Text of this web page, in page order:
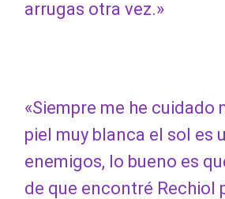
arrugas otra vez.»
«Siempre me he cuidado
piel muy blanca el sol es
enemigos, lo bueno es
de que encontré Rechiol